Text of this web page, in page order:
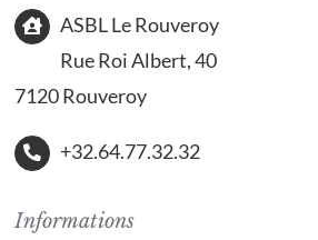
ASBL Le Rouveroy
Rue Roi Albert, 40
7120 Rouveroy
+32.64.77.32.32
Informations